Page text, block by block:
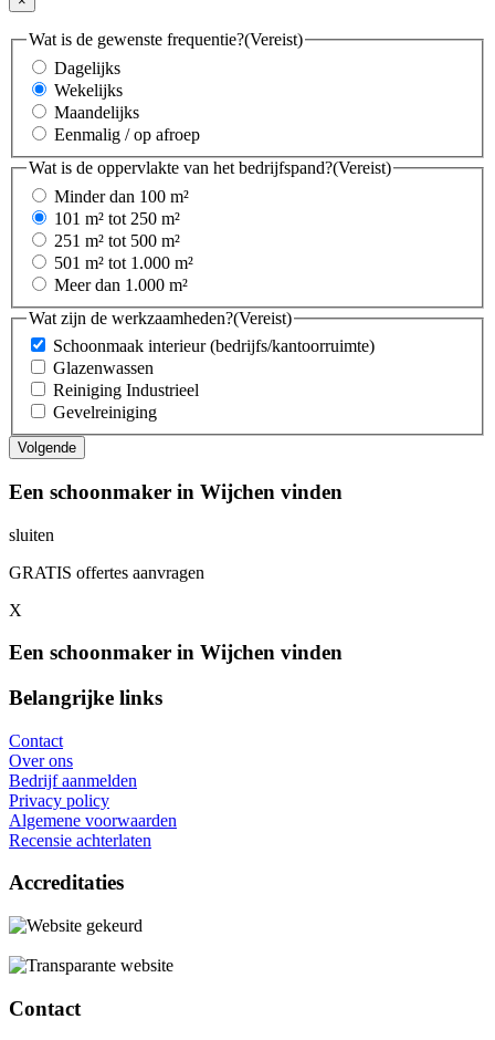
Wat is de gewenste frequentie?(Vereist)
Dagelijks
Wekelijks
Maandelijks
Eenmalig / op afroep
Wat is de oppervlakte van het bedrijfspand?(Vereist)
Minder dan 100 m²
101 m² tot 250 m²
251 m² tot 500 m²
501 m² tot 1.000 m²
Meer dan 1.000 m²
Wat zijn de werkzaamheden?(Vereist)
Schoonmaak interieur (bedrijfs/kantoorruimte)
Glazenwassen
Reiniging Industrieel
Gevelreiniging
Een schoonmaker in Wijchen vinden
sluiten
GRATIS offertes aanvragen
X
Een schoonmaker in Wijchen vinden
Belangrijke links
Contact
Over ons
Bedrijf aanmelden
Privacy policy
Algemene voorwaarden
Recensie achterlaten
Accreditaties
Contact